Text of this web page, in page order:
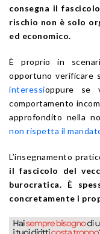
consegna il
rischio non è solo
ed economico.
È proprio in
opportuno verificare
interessioppure se
comportamento
approfondito nella
non rispetta il
L’insegnamento
il fascicolo del
burocratica. È
concretamente i